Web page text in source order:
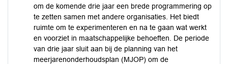
om de komende drie jaar een brede programmering op
te zetten samen met andere organisaties. Het biedt
ruimte om te experimenteren en na te gaan wat werkt
en voorziet in maatschappelijke behoeften. De periode
van drie jaar sluit aan bij de planning van het
meerjarenonderhoudsplan (MJOP) om de